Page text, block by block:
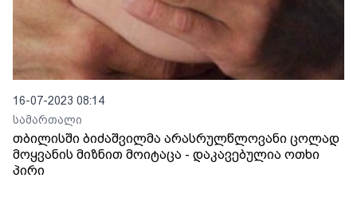
16-07-2023 08:14
სამართალი
თბილისში ბიძაშვილმა არასრულწლოვანი ცოლად
მოყვანის მიზნით მოიტაცა - დაკავებულია ოთხი
პირი